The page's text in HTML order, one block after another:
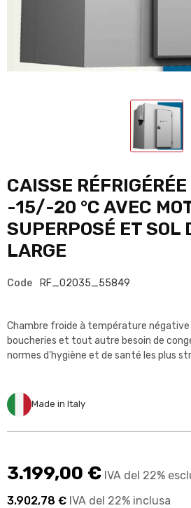
CAISSE
-15/-20 °C AVEC
SUPERPOSÉ ET SOL
LARGE
Code RF_02035_55849
Chambre froide à température négative
boucheries et tout autre besoin de
normes d'hygiène et de santé les plus
Made in Italy
3.199,00 € IVA del 22%
3.902,78 € IVA del 22% inclusa